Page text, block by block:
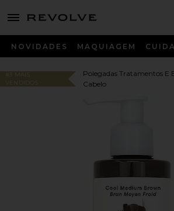
menu - shows more content
NOVIDADES MAQUIAGEM
#3 MAIS
VENDIDOS
Polegadas Tratamentos E
Cabelo